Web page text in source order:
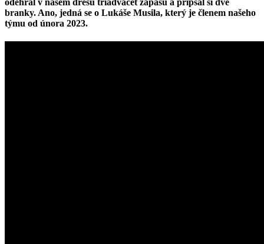
branky. Ano, jedná se o Lukáše Musila, který je členem našeho
týmu od února 2023.